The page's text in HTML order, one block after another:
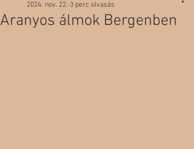
Aranyos álmok Bergenben
2024. nov. 22. 3 perc olvasás